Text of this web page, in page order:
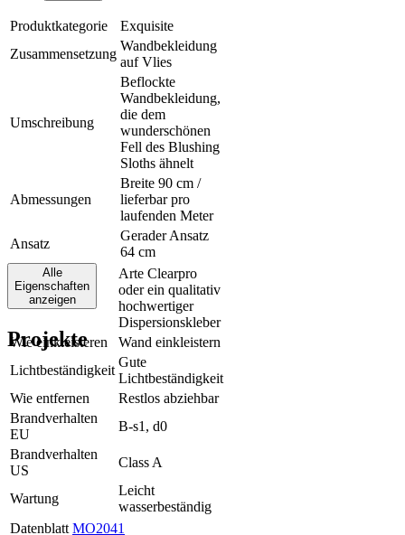
Produktkategorie
Exquisite
Zusammensetzung
Wandbekleidung
auf Vlies
Umschreibung
Beflockte
Wandbekleidung,
die dem
wunderschönen
Fell des Blushing
Sloths ähnelt
Abmessungen
Breite 90 cm /
lieferbar pro
laufenden Meter
Ansatz
Gerader Ansatz
64 cm
Klebstoff
Arte Clearpro
oder ein qualitativ
hochwertiger
Dispersionskleber
Wie einkleisteren
Wand einkleistern
Lichtbeständigkeit
Gute
Lichtbeständigkeit
Wie entfernen
Restlos abziehbar
Brandverhalten
EU
B-s1, d0
Brandverhalten
US
Class A
Wartung
Leicht
wasserbeständig
Datenblatt MO2041
Alle
Eigenschaften
anzeigen
Projekte